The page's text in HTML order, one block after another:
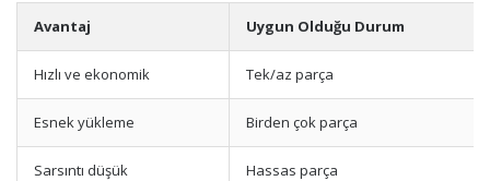
Avantaj Uygun Olduğu Durum
Hızlı ve ekonomik Tek/az parça
Esnek yükleme Birden çok parça
Sarsıntı düşük Hassas parça